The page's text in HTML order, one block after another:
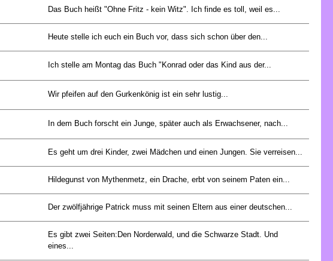
Das Buch heißt "Ohne Fritz - kein Witz". Ich finde es toll, weil es...
Heute stelle ich euch ein Buch vor, dass sich schon über den...
Ich stelle am Montag das Buch "Konrad oder das Kind aus der...
Wir pfeifen auf den Gurkenkönig ist ein sehr lustig...
In dem Buch forscht ein Junge, später auch als Erwachsener, nach...
Es geht um drei Kinder, zwei Mädchen und einen Jungen. Sie verreisen...
Hildegunst von Mythenmetz, ein Drache, erbt von seinem Paten ein...
Der zwölfjährige Patrick muss mit seinen Eltern aus einer deutschen...
Es gibt zwei Seiten:Den Norderwald, und die Schwarze Stadt. Und
eines...